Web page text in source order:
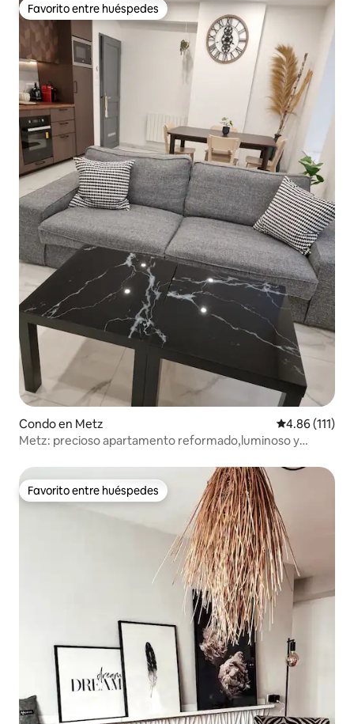
Favorito entre huéspedes
Favorito entre huéspedes
Condo en Metz Calificación
4.86 (111)
Metz: precioso apartamento reformado,luminoso y
Favorito entre huéspedes
Favorito entre huéspedes